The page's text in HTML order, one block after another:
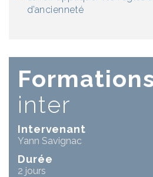
d’ancienneté
inter
Intervenant
Yann Savignac
Durée
2 jours